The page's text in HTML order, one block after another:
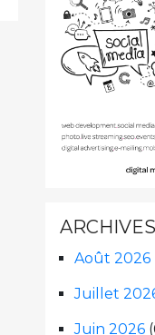
ARCHIVES
Août 2026
Juillet
Juin 2026